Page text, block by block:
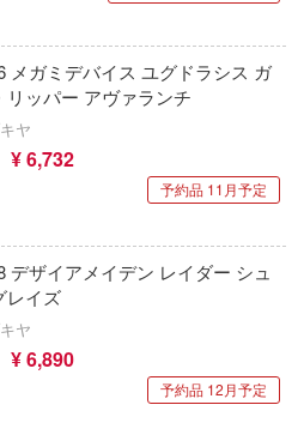
メガミデバイス ユグドラシス ガ
リッパー アヴァランチ
ヤ
¥ 6,732
予約品 11月予定
デザイアメイデン レイダー シュ
レイズ
ヤ
¥ 6,890
予約品 12月予定
五等分の花嫁
古見さんは、コミュ症です。
サイレントヒルシリーズ
30 MINUTES MISSIONS (サーティ ミニ
ションズ)
サンダーバード
THE KING OF FIGHTERS
ウイング
WINGS INC
ウルティマラティオ(バウマン・ビーバー
レーション)
USCP(ウクライニアン・スケール・カー
ロダクションズ)(ビーバーコーポレーシ
ヴァストモデル(ビーバーコーポレーショ